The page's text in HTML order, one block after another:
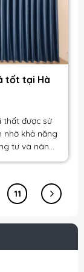
tốt tại Hà
thất được sử
khả năng
tư và nâng
11